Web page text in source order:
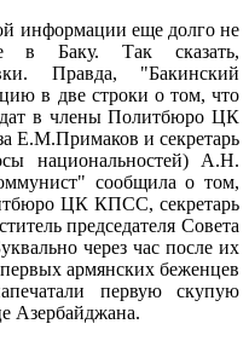
информации еще долго не
в Баку. Так сказать,
Правда, "Бакинский
в две строки о том, что
в члены Политбюро ЦК
Е.М.Примаков и секретарь
национальностей) А.Н.
сообщила о том,
ЦК КПСС, секретарь
председателя Совета
через час после их
армянских беженцев
первую скупую
Азербайджана.